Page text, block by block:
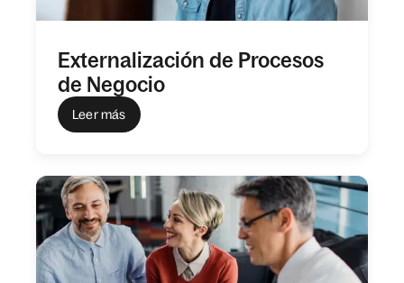
Externalización de Procesos
de Negocio
Leer más